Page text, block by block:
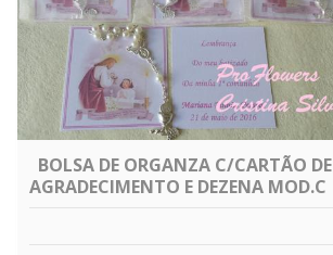
BOLSA DE ORGANZA C/CARTÃO DE
AGRADECIMENTO E DEZENA MOD.C